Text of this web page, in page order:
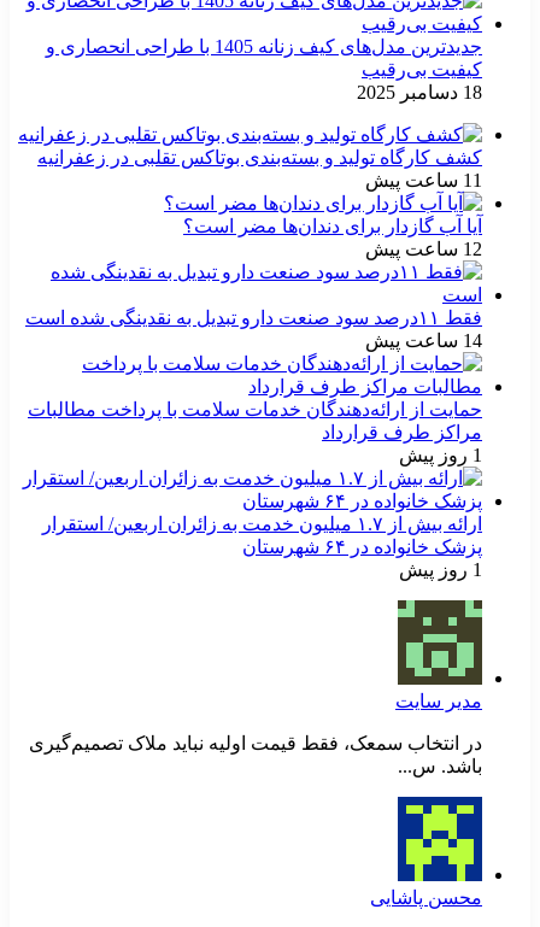
جدیدترین مدل‌های کیف زنانه 1405 با طراحی انحصاری و
کیفیت بی‌رقیب
18 دسامبر 2025
کشف کارگاه تولید و بسته‌بندی بوتاکس تقلبی در زعفرانیه
11 ساعت پیش
آیا آب گازدار برای دندان‌ها مضر است؟
12 ساعت پیش
فقط ۱۱‌درصد سود صنعت دارو تبدیل به نقدینگی شده است
14 ساعت پیش
حمایت از ارائه‌دهندگان خدمات سلامت با پرداخت مطالبات
مراکز طرف قرارداد
1 روز پیش
ارائه بیش از ۱.۷ میلیون خدمت به زائران اربعین/ استقرار
پزشک خانواده در ۶۴ شهرستان
1 روز پیش
مدیر سایت
در انتخاب سمعک، فقط قیمت اولیه نباید ملاک تصمیم‌گیری
باشد. س...
محسن پاشایی